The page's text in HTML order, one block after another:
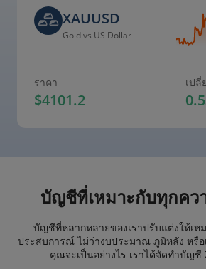
XAUUSD
Gold vs US Dollar
ราคา
$4101.2
เปลี่
บัญชีที่เหมาะกับทุกคว
บัญชีที่หลากหลายของเราปรับแต่งให้เห
ประสบการณ์ ไม่ว่างบประมาณ ภูมิหลัง หรือ
คุณจะเป็นอย่างไร เราได้จัดทำบัญชี